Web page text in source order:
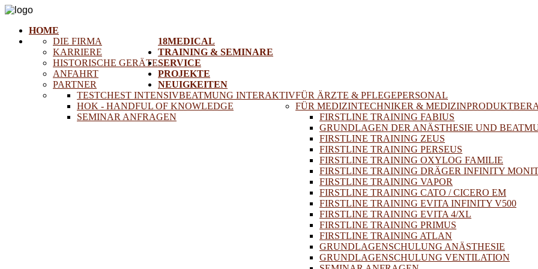
HOME
18MEDICAL
DIE FIRMA
KARRIERE
HISTORISCHE GERÄTE
ANFAHRT
PARTNER
TRAINING & SEMINARE
FÜR ÄRZTE & PFLEGEPERSONAL
TESTCHEST INTENSIVBEATMUNG INTERAKTIV
HOK - HANDFUL OF KNOWLEDGE
SEMINAR ANFRAGEN
FÜR MEDIZINTECHNIKER &
FIRSTLINE TRAINING FABIUS
GRUNDLAGEN DER ANÄSTHESIE UND
FIRSTLINE TRAINING ZEUS
FIRSTLINE TRAINING PERSEUS
FIRSTLINE TRAINING OXYLOG FAMILIE
FIRSTLINE TRAINING DRÄGER INFINITY
FIRSTLINE TRAINING VAPOR
FIRSTLINE TRAINING CATO / CICERO EM
FIRSTLINE TRAINING EVITA INFINITY V500
FIRSTLINE TRAINING EVITA 4/XL
FIRSTLINE TRAINING PRIMUS
FIRSTLINE TRAINING ATLAN
GRUNDLAGENSCHULUNG ANÄSTHESIE
GRUNDLAGENSCHULUNG VENTILATION
SERVICE
PROJEKTE
NEUIGKEITEN